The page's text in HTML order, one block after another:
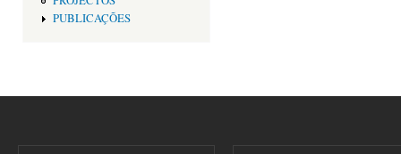
PUBLICAÇÕES